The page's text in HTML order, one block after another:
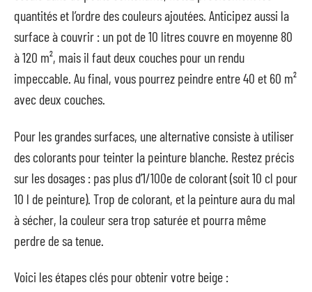
quantités et l’ordre des couleurs ajoutées. Anticipez aussi la
surface à couvrir : un pot de 10 litres couvre en moyenne 80
à 120 m², mais il faut deux couches pour un rendu
impeccable. Au final, vous pourrez peindre entre 40 et 60 m²
avec deux couches.
Pour les grandes surfaces, une alternative consiste à utiliser
des colorants pour teinter la peinture blanche. Restez précis
sur les dosages : pas plus d’1/100e de colorant (soit 10 cl pour
10 l de peinture). Trop de colorant, et la peinture aura du mal
à sécher, la couleur sera trop saturée et pourra même
perdre de sa tenue.
Voici les étapes clés pour obtenir votre beige :